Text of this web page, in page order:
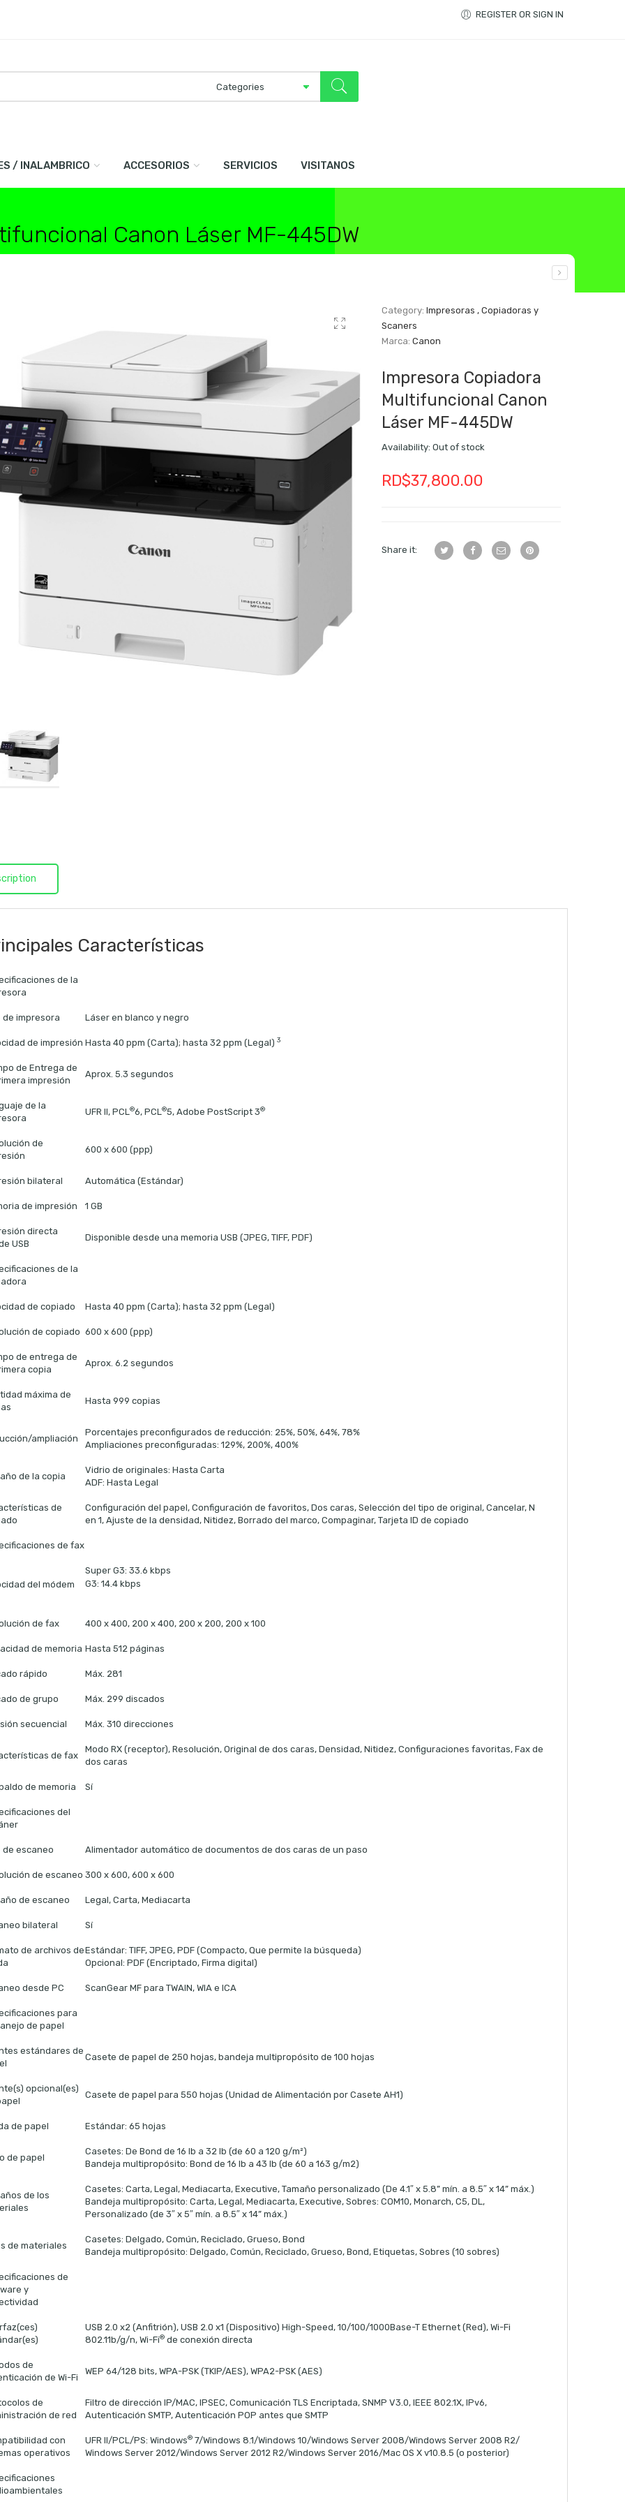
REGISTER OR SIGN IN
/ INALAMBRICO ACCESORIOS SERVICIOS VISITANOS
Canon Láser MF-445DW
Category:Impresoras , Copiadoras y
Scaners
Marca:Canon
Impresora Copiadora
Multifuncional Canon
Láser MF-445DW
Availability: Out of stock
RD$37,800.00
Share it:
Características
de la
de impresora Láser en blanco y negro
de impresión Hasta 40 ppm (Carta); hasta 32 ppm (Legal) 3
de Entrega de
impresión
Aprox. 5.3 segundos
de la
UFR II, PCL®6, PCL®5, Adobe PostScript 3®
de
600 x 600 (ppp)
bilateral Automática (Estándar)
de impresión 1 GB
directa
USB
Disponible desde una memoria USB (JPEG, TIFF, PDF)
de la
de copiado Hasta 40 ppm (Carta); hasta 32 ppm (Legal)
de copiado 600 x 600 (ppp)
de entrega de
copia
Aprox. 6.2 segundos
máxima de
Hasta 999 copias
ampliación
Porcentajes preconfigurados de reducción: 25%, 50%, 64%, 78%
Ampliaciones preconfiguradas: 129%, 200%, 400%
de la copia
Vidrio de originales: Hasta Carta
ADF: Hasta Legal
de
Configuración del papel, Configuración de favoritos, Dos caras, Selección del tipo de original, Cancelar, N
en 1, Ajuste de la densidad, Nitidez, Borrado del marco, Compaginar, Tarjeta ID de copiado
de fax
del módem
Super G3: 33.6 kbps
G3: 14.4 kbps
de fax 400 x 400, 200 x 400, 200 x 200, 200 x 100
de memoria Hasta 512 páginas
rápido Máx. 281
de grupo Máx. 299 discados
secuencial Máx. 310 direcciones
de fax
Modo RX (receptor), Resolución, Original de dos caras, Densidad, Nitidez, Configuraciones favoritas, Fax de
dos caras
de memoria Sí
del
de escaneo Alimentador automático de documentos de dos caras de un paso
de escaneo 300 x 600, 600 x 600
de escaneo Legal, Carta, Mediacarta
bilateral Sí
de archivos deEstándar: TIFF, JPEG, PDF (Compacto, Que permite la búsqueda)
Opcional: PDF (Encriptado, Firma digital)
desde PC ScanGear MF para TWAIN, WIA e ICA
para
de papel
estándares de
Casete de papel de 250 hojas, bandeja multipropósito de 100 hojas
opcional(es)
Casete de papel para 550 hojas (Unidad de Alimentación por Casete AH1)
de papel Estándar: 65 hojas
de papel
Casetes: De Bond de 16 lb a 32 lb (de 60 a 120 g/m²)
Bandeja multipropósito: Bond de 16 lb a 43 lb (de 60 a 163 g/m2)
de los
Casetes: Carta, Legal, Mediacarta, Executive, Tamaño personalizado (De 4.1″ x 5.8” mín. a 8.5″ x 14” máx.)
Bandeja multipropósito: Carta, Legal, Mediacarta, Executive, Sobres: COM10, Monarch, C5, DL,
Personalizado (de 3″ x 5″ mín. a 8.5″ x 14” máx.)
de materiales
Casetes: Delgado, Común, Reciclado, Grueso, Bond
Bandeja multipropósito: Delgado, Común, Reciclado, Grueso, Bond, Etiquetas, Sobres (10 sobres)
de
y
USB 2.0 x2 (Anfitrión), USB 2.0 x1 (Dispositivo) High-Speed, 10/100/1000Base-T Ethernet (Red), Wi-Fi
802.11b/g/n, Wi-Fi® de conexión directa
de
de Wi-Fi
WEP 64/128 bits, WPA-PSK (TKIP/AES), WPA2-PSK (AES)
de
de red
Filtro de dirección IP/MAC, IPSEC, Comunicación TLS Encriptada, SNMP V3.0, IEEE 802.1X, IPv6,
Autenticación SMTP, Autenticación POP antes que SMTP
con
operativos
UFR II/PCL/PS: Windows® 7/Windows 8.1/Windows 10/Windows Server 2008/Windows Server 2008 R2/
Windows Server 2012/Windows Server 2012 R2/Windows Server 2016/Mac OS X v10.8.5 (o posterior)